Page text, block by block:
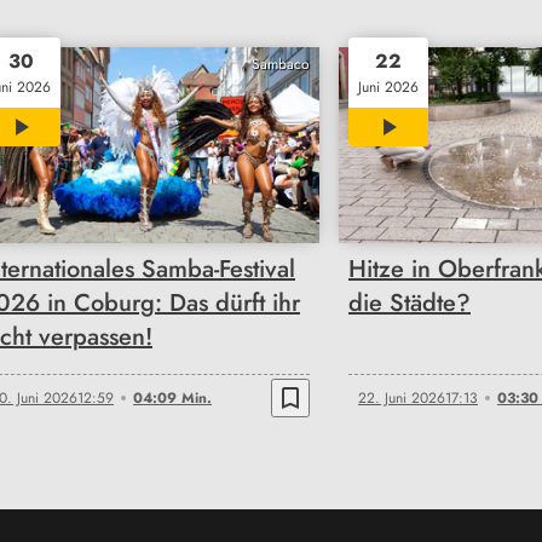
Sambaco
30
2026
04:09
Samba-Festival
in Coburg: Das dürft ihr
verpassen!
Juni 202612:59 04:09 Min. bookmark_border
22
Juni 2026
03:30
Hitze in
die Städte?
22. Juni 202617:13 03:30